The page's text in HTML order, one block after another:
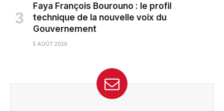
Faya François Bourouno : le profil
technique de la nouvelle voix du
Gouvernement
5 AOÛT 2026